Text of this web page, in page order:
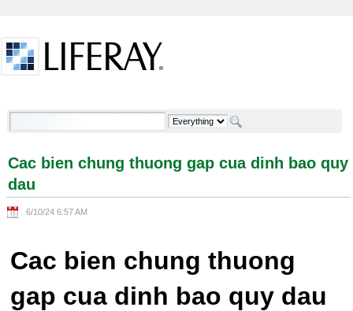
Cac bien chung thuong gap cua dinh bao quy dau -
Cac bien chung thuong gap cua dinh bao quy
dau
6/10/24 6:57 AM
Cac bien chung thuong
gap cua dinh bao quy dau